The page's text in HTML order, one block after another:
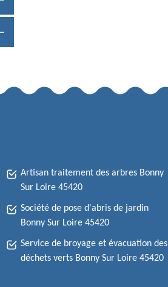
Artisan traitement des arbres Bonny
Sur Loire 45420
Société de pose d'abris de jardin
Bonny Sur Loire 45420
Service de broyage et évacuation des
déchets verts Bonny Sur Loire 45420